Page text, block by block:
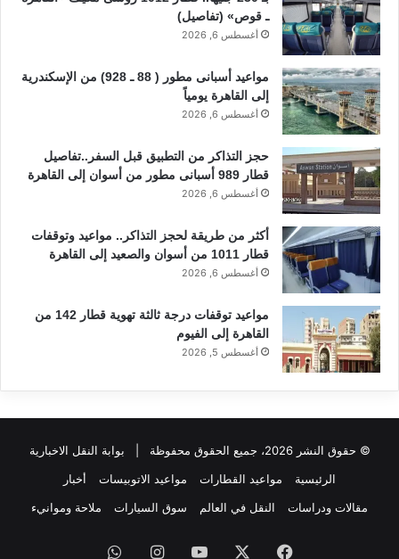
ـ قوص» (تفاصيل)
أغسطس 6, 2026
مواعيد أسبانى مطور ( 88 ـ 928) من الإسكندرية
إلى القاهرة يومياً
أغسطس 6, 2026
حجز التذاكر من التطبيق قبل السفر..تفاصيل
قطار 989 أسبانى مطور من أسوان إلى القاهرة
أغسطس 6, 2026
أكثر من طريقة لحجز التذاكر.. مواعيد وتوقفات
قطار 1011 من أسوان والصعيد إلى القاهرة
أغسطس 6, 2026
مواعيد توقفات درجة ثالثة تهوية قطار 142 من
القاهرة إلى الفيوم
أغسطس 5, 2026
© حقوق النشر 2026، جميع الحقوق محفوظة |
بوابة النقل الاخبارية
الرئيسية
مواعيد القطارات مواعيد الاتوبيسات
أخبار
مقالات ودراسات
النقل في العالم سوق السيارات ملاحة وموانيء
فيسبوك ‫YouTubeانستقرام